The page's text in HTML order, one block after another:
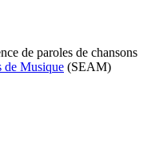
de paroles de chansons
de Musique (SEAM)